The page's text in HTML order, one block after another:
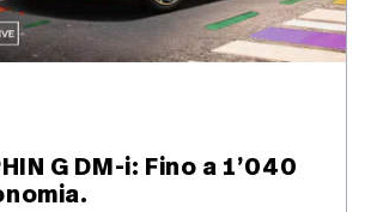
G DM-i: Fino a 1’040